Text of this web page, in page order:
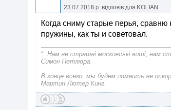
23.07.2018 р. відповів для KOLIAN
Когда сниму старые перья,
пружины, как ты и советовал.
"..Нам не страшні московські воші, нам
Симон Петлюра.
В конце всего, мы будем помнить не
Мартин Лютер Кинг.